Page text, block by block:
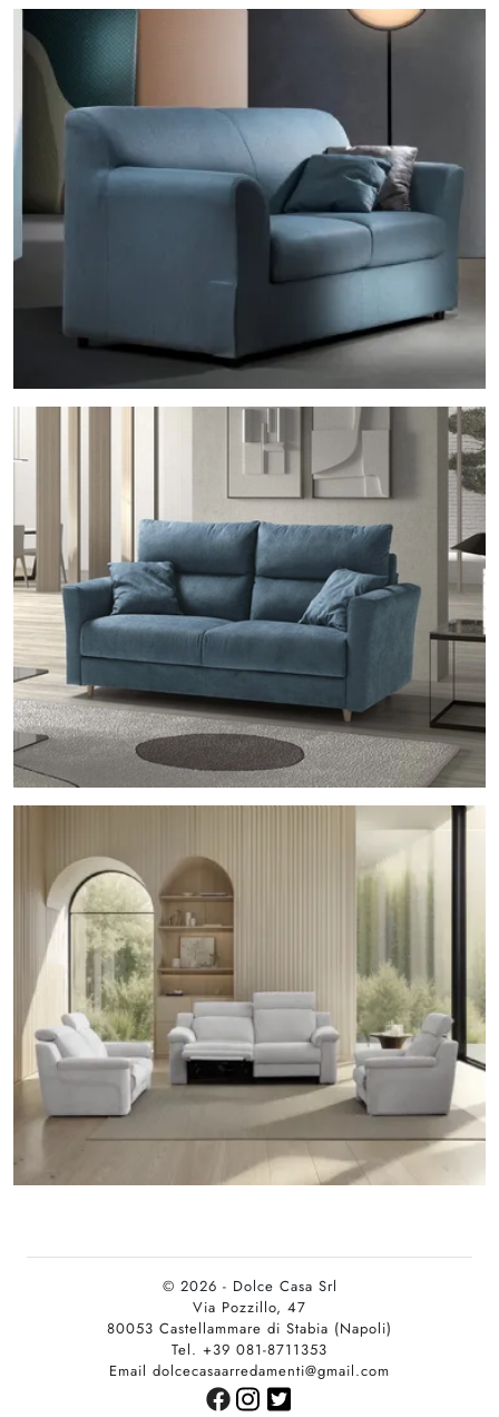
© 2026 - Dolce Casa Srl
Via Pozzillo, 47
80053 Castellammare di Stabia (Napoli)
Tel. +39 081-8711353
Email dolcecasaarredamenti@gmail.com